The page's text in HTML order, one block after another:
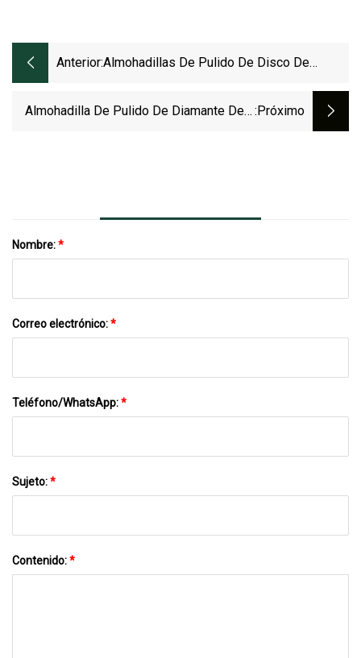
Anterior:Almohadillas De Pulido De Disco De
100mm, Para Pulido En Seco, Cerámica,
Almohadilla De Pulido De Diamante De 4 :próximo
Nombre:*
Correo electrónico:*
Teléfono/WhatsApp:*
Sujeto:*
Contenido:*